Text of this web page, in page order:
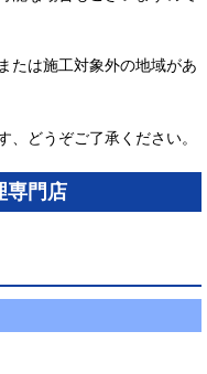
たは施工対象外の地域があ
どうぞご了承ください。
門店